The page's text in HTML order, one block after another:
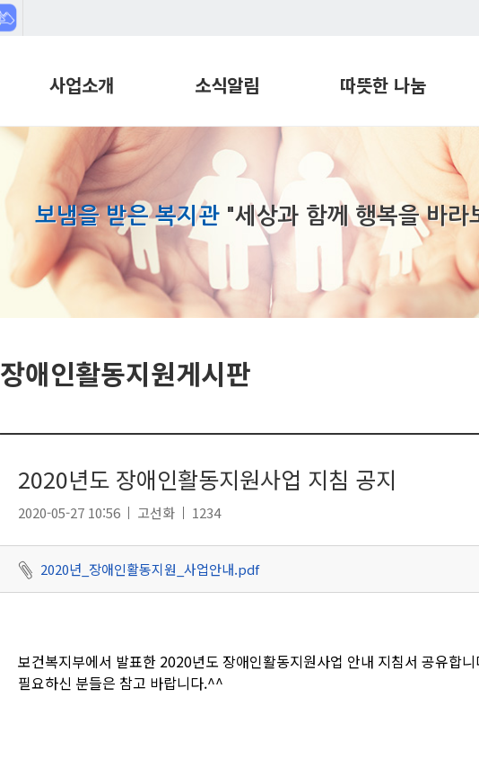
사업소개
복지관
학습지원센터
음악재활센터
설리번학습지원센터
시청각장애인
학습지원센터
국제장애인지원센터
소식알림
프로그램 일정
공지사항
프로그램 미리보기
실로암 뉴스 S-tand
실로암 S-tory
실로암 Page
기관견학
실로암 밥상
따뜻한 나눔
따뜻한 봉사
장애친화공간
희망파트너
보냄을 받은 복지관 "세상과 함께 행복을 바라
장애인활동지원게시판
2020년도 장애인활동지원사업 지침 공지
2020-05-27 10:56 고선화 1234
2020년_장애인활동지원_사업안내.pdf
보건복지부에서 발표한 2020년도 장애인활동지원사업 안내 지침서 공유합
필요하신 분들은 참고 바랍니다.^^